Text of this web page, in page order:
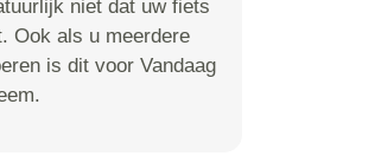
niet dat uw fiets
Ook als u meerdere
is dit voor Vandaag